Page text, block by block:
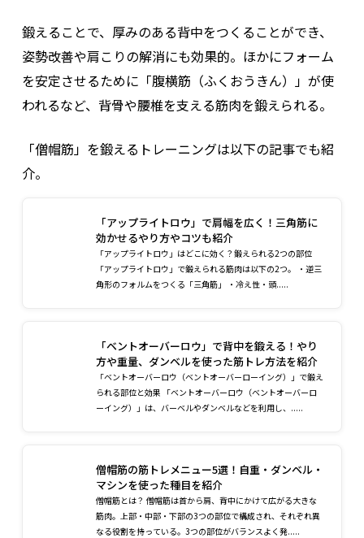
鍛えることで、厚みのある背中をつくることができ、
姿勢改善や肩こりの解消にも効果的。ほかにフォーム
を安定させるために「腹横筋（ふくおうきん）」が使
われるなど、背骨や腰椎を支える筋肉を鍛えられる。
「僧帽筋」を鍛えるトレーニングは以下の記事でも紹
介。
「アップライトロウ」で肩幅を広く！三角筋に
効かせるやり方やコツも紹介
「アップライトロウ」はどこに効く？鍛えられる2つの部位
「アップライトロウ」で鍛えられる筋肉は以下の2つ。 ・逆三
角形のフォルムをつくる「三角筋」 ・冷え性・頭.....
「ベントオーバーロウ」で背中を鍛える！やり
方や重量、ダンベルを使った筋トレ方法を紹介
「ベントオーバーロウ（ベントオーバーローイング）」で鍛え
られる部位と効果 「ベントオーバーロウ（ベントオーバーロ
ーイング）」は、バーベルやダンベルなどを利用し、.....
僧帽筋の筋トレメニュー5選！自重・ダンベル・
マシンを使った種目を紹介
僧帽筋とは？ 僧帽筋は首から肩、背中にかけて広がる大きな
筋肉。上部・中部・下部の3つの部位で構成され、それぞれ異
なる役割を持っている。3つの部位がバランスよく発.....